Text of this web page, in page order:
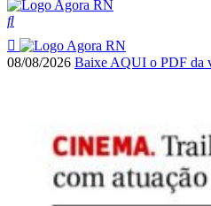
08/08/2026 Baixe AQUI o PDF da